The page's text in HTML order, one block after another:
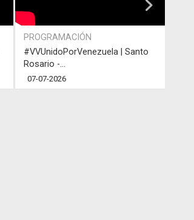
PROGRAMACIÓN
#VVUnidoPorVenezuela | Santo
Rosario -...
07-07-2026